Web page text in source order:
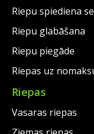
Riepu spiediena
Riepu glabāšana
Riepu piegāde
Riepas uz
Riepas
Vasaras riepas